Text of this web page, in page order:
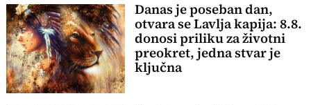
Danas je poseban dan,
otvara se Lavlja kapija: 8.8.
donosi priliku za životni
preokret, jedna stvar je
ključna